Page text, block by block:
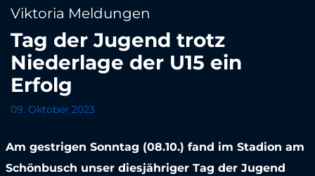
Viktoria Meldungen
Tag der Jugend trotz
Niederlage der U15 ein
Erfolg
09. Oktober 2023
Am gestrigen Sonntag (08.10.) fand im Stadion am
Schönbusch unser diesjähriger Tag der Jugend